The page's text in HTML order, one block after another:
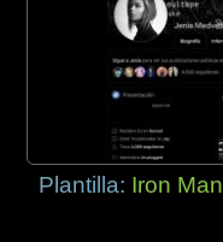
Plantilla: Iron Man